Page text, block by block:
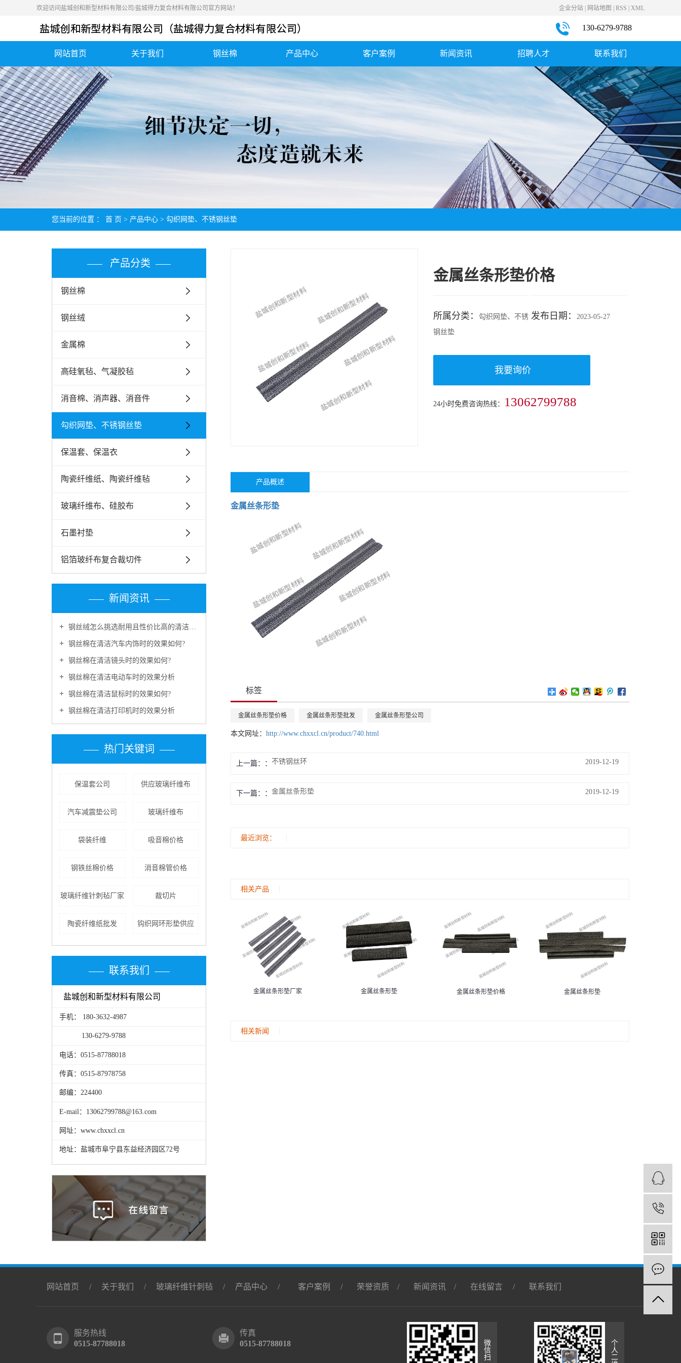
欢迎访问盐城创和新型材料有限公司/盐城得力复合材料有限公司官方网站！ 企业分站 | 网站地图 | RSS | XML
130-6279-9788
网站首页 关于我们
公司简介
营业执照
荣誉资质
钢丝棉 产品中心
钢丝棉
高硅氧毡、气凝胶毡
消音棉、消声器...
陶瓷纤维纸、陶...
玻璃纤维布、硅胶布
件
客户案例
应用案例
发货案例
新闻资讯
行业新闻
常见问题
招聘人才
社会招聘
联系我们
联系我们
您当前的位置 ： 首 页 > 产品中心 > 勾织网垫、不锈钢丝垫
产品分类
钢丝棉
钢丝绒
金属棉
高硅氧毡、气凝胶毡
消音棉、消声器、消音件
勾织网垫、不锈钢丝垫
保温套、保温衣
陶瓷纤维纸、陶瓷纤维毡
玻璃纤维布、硅胶布
石墨衬垫
铝箔玻纤布复合裁切件
新闻资讯
钢丝绒怎么挑选耐用且性价比高的清洁好物?
钢丝棉在清洁汽车内饰时的效果如何?
钢丝棉在清洁镜头时的效果如何?
钢丝棉在清洁电动车时的效果分析
钢丝棉在清洁鼠标时的效果如何?
钢丝棉在清洁打印机时的效果分析
热门关键词
保温套公司 供应玻璃纤维布
汽车减震垫公司 玻璃纤维布
袋装纤维 吸音棉价格
钢铁丝棉价格 消音棉管价格
玻璃纤维针刺毡厂家 裁切片
陶瓷纤维纸批发 钩织网环形垫供应
联系我们
盐城创和新型材料有限公司
手机： 180-3632-4987
130-6279-9788
电话：0515-87788018
传真：0515-87978758
邮编：224400
E-mail：13062799788@163.com
网址：www.chxxcl.cn
地址：盐城市阜宁县东益经济园区72号
金属丝条形垫价格
所属分类：
勾织网垫、不锈
钢丝垫
发布日期：2023-05-27
我要询价
24小时免费咨询热线： 13062799788
产品概述
金属丝条形垫
标签
金属丝条形垫价格 金属丝条形垫批发 金属丝条形垫公司
本文网址： http://www.chxxcl.cn/product/740.html
上一篇： 不锈钢丝环 2019-12-19
下一篇： 金属丝条形垫 2019-12-19
最近浏览：
相关产品
金属丝条形垫厂家 金属丝条形垫 金属丝条形垫价格 金属丝条形垫
相关新闻
网站首页 / 关于我们 / 玻璃纤维针刺毡 / 产品中心 / 客户案例 / 荣誉资质 / 新闻资讯 / 在线留言 / 联系我们
服务热线
0515-87788018
传真
0515-87788018
微
信
扫
个
人
二